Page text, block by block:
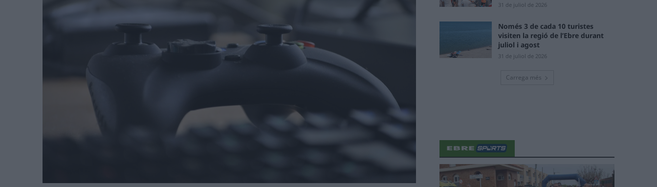
31 de juliol de 2026
Només 3 de cada 10 turistes
visiten la regió de l’Ebre durant
juliol i agost
31 de juliol de 2026
Carrega més